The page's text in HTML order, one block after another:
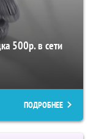
500р. в сети
ПОДРОБНЕЕ